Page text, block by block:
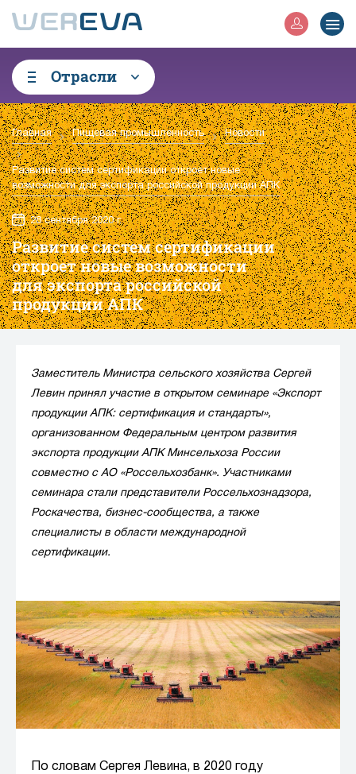
Отрасли
Главная Пищевая промышленность Новости
Развитие систем сертификации откроет новые
возможности для экспорта российской продукции АПК
28 сентября 2020 г.
Развитие систем сертификации
откроет новые возможности
для экспорта российской
продукции АПК
Заместитель Министра сельского хозяйства Сергей
Левин принял участие в открытом семинаре «Экспорт
продукции АПК: сертификация и стандарты»,
организованном Федеральным центром развития
экспорта продукции АПК Минсельхоза России
совместно с АО «Россельхозбанк». Участниками
семинара стали представители Россельхознадзора,
Роскачества, бизнес-сообщества, а также
специалисты в области международной
сертификации.
По словам Сергея Левина, в 2020 году